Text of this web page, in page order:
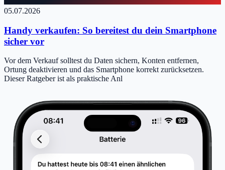
05.07.2026
Handy verkaufen: So bereitest du dein Smartphone
sicher vor
Vor dem Verkauf solltest du Daten sichern, Konten entfernen,
Ortung deaktivieren und das Smartphone korrekt zurücksetzen.
Dieser Ratgeber ist als praktische Anl